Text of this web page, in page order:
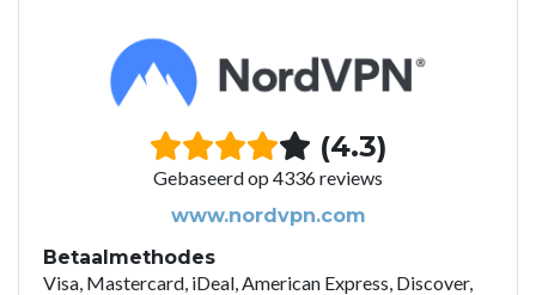
(4.3)
Gebaseerd op 4336 reviews
www.nordvpn.com
Betaalmethodes
Visa, Mastercard, iDeal, American Express, Discover,